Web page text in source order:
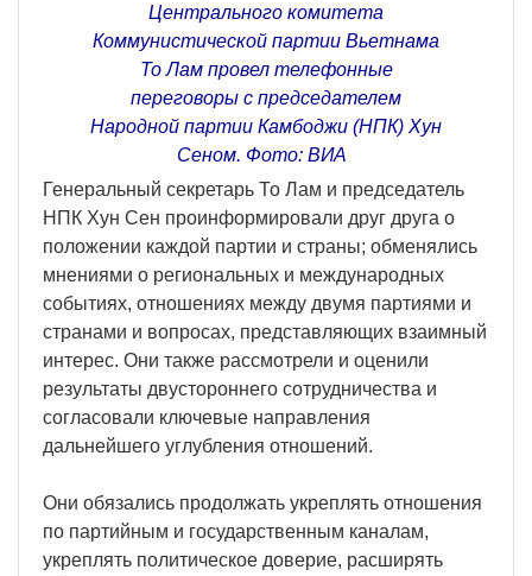
Центрального комитета
Коммунистической партии Вьетнама
То Лам провел телефонные
переговоры с председателем
Народной партии Камбоджи (НПК) Хун
Сеном. Фото: ВИA
Генеральный секретарь То Лам и председатель
НПК Хун Сен проинформировали друг друга о
положении каждой партии и страны; обменялись
мнениями о региональных и международных
событиях, отношениях между двумя партиями и
странами и вопросах, представляющих взаимный
интерес. Они также рассмотрели и оценили
результаты двустороннего сотрудничества и
согласовали ключевые направления
дальнейшего углубления отношений.
Они обязались продолжать укреплять отношения
по партийным и государственным каналам,
укреплять политическое доверие, расширять